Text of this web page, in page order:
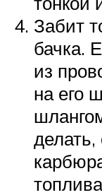
Забит
бачка.
из
на его
делать,